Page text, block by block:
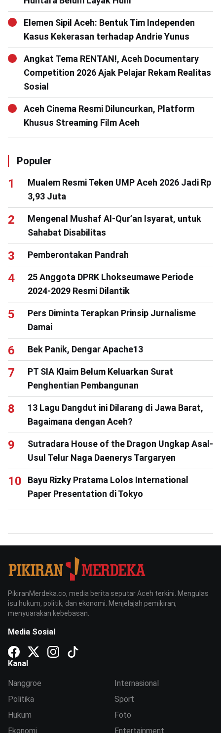
Elemen Sipil Aceh: Bentuk Tim Independen
Kasus Kekerasan terhadap Andrie Yunus
Angkat Tema RENTAN!, Aceh Documentary
Competition 2026 Ajak Pelajar Rekam Realitas
Sosial
Aceh Cinema Resmi Diluncurkan, Platform
Khusus Streaming Film Aceh
Populer
Mualem Resmi Teken UMP Aceh 2026 Jadi Rp
3,93 Juta
Mengenal Mushaf Al-Qur’an Isyarat, untuk
Sahabat Disabilitas
Pemberontakan Pandrah
25 Anggota DPRK Lhokseumawe Periode
2024-2029 Resmi Dilantik
Pers Diminta Terapkan Prinsip Jurnalisme
Damai
Bek Panik, Dengar Apache13
PT SIA Klaim Belum Keluarkan Surat
Penghentian Pembangunan
13 Lagu Dangdut ini Dilarang di Jawa Barat,
Bagaimana dengan Aceh?
Sutradara House of the Dragon Ungkap Asal-
Usul Telur Naga Daenerys Targaryen
Bayu Rizky Pratama Lolos International
Paper Presentation di Tokyo
PikiranMerdeka.co, media berita seputar Aceh terkini. Mengulas
isu hukum, politik, dan ekonomi. Menjelajah pemikiran,
menyuarakan kebebasan.
Media Sosial
Kanal
Nanggroe
Politika
Hukum
Ekonomi
Internasional
Sport
Foto
Entertainment